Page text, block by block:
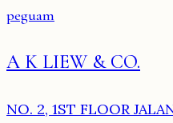
peguam
A K LIEW & CO.
NO. 2, 1ST FLOOR